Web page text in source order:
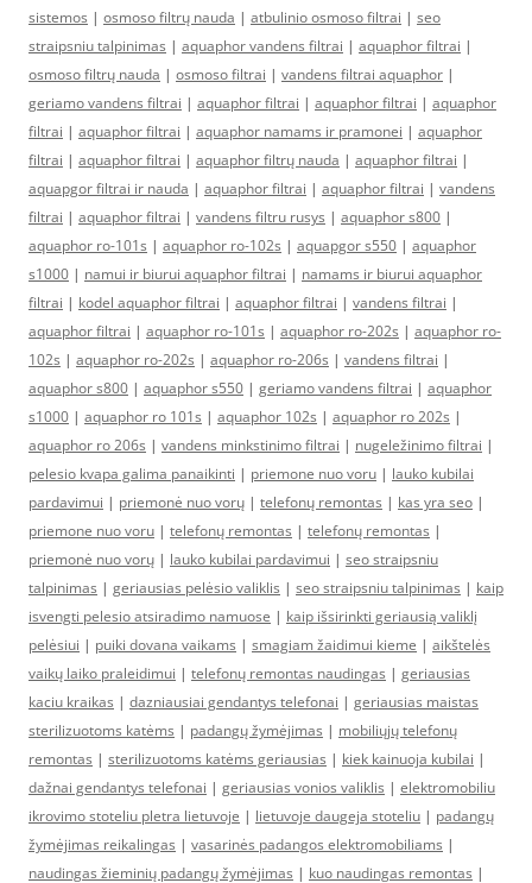
sistemos | osmoso filtrų nauda | atbulinio osmoso filtrai | seo
straipsniu talpinimas | aquaphor vandens filtrai | aquaphor filtrai |
osmoso filtrų nauda | osmoso filtrai | vandens filtrai aquaphor |
geriamo vandens filtrai | aquaphor filtrai | aquaphor filtrai | aquaphor
filtrai | aquaphor filtrai | aquaphor namams ir pramonei | aquaphor
filtrai | aquaphor filtrai | aquaphor filtrų nauda | aquaphor filtrai |
aquapgor filtrai ir nauda | aquaphor filtrai | aquaphor filtrai | vandens
filtrai | aquaphor filtrai | vandens filtru rusys | aquaphor s800 |
aquaphor ro-101s | aquaphor ro-102s | aquapgor s550 | aquaphor
s1000 | namui ir biurui aquaphor filtrai | namams ir biurui aquaphor
filtrai | kodel aquaphor filtrai | aquaphor filtrai | vandens filtrai |
aquaphor filtrai | aquaphor ro-101s | aquaphor ro-202s | aquaphor ro-
102s | aquaphor ro-202s | aquaphor ro-206s | vandens filtrai |
aquaphor s800 | aquaphor s550 | geriamo vandens filtrai | aquaphor
s1000 | aquaphor ro 101s | aquaphor 102s | aquaphor ro 202s |
aquaphor ro 206s | vandens minkstinimo filtrai | nugeležinimo filtrai |
pelesio kvapa galima panaikinti | priemone nuo voru | lauko kubilai
pardavimui | priemonė nuo vorų | telefonų remontas | kas yra seo |
priemone nuo voru | telefonų remontas | telefonų remontas |
priemonė nuo vorų | lauko kubilai pardavimui | seo straipsniu
talpinimas | geriausias pelėsio valiklis | seo straipsniu talpinimas | kaip
isvengti pelesio atsiradimo namuose | kaip išsirinkti geriausią valiklį
pelėsiui | puiki dovana vaikams | smagiam žaidimui kieme | aikštelės
vaikų laiko praleidimui | telefonų remontas naudingas | geriausias
kaciu kraikas | dazniausiai gendantys telefonai | geriausias maistas
sterilizuotoms katėms | padangų žymėjimas | mobiliųjų telefonų
remontas | sterilizuotoms katėms geriausias | kiek kainuoja kubilai |
dažnai gendantys telefonai | geriausias vonios valiklis | elektromobiliu
ikrovimo stoteliu pletra lietuvoje | lietuvoje daugeja stoteliu | padangų
žymėjimas reikalingas | vasarinės padangos elektromobiliams |
naudingas žieminių padangų žymėjimas | kuo naudingas remontas |